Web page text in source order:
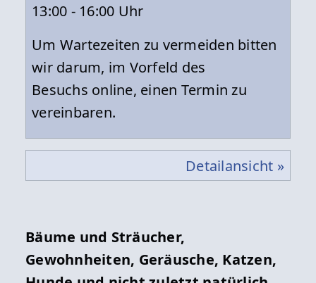
13:00 - 16:00 Uhr
Um Wartezeiten zu vermeiden bitten
wir darum, im Vorfeld des
Besuchs online, einen Termin zu
vereinbaren.
Detailansicht »
Bäume und Sträucher,
Gewohnheiten, Geräusche, Katzen,